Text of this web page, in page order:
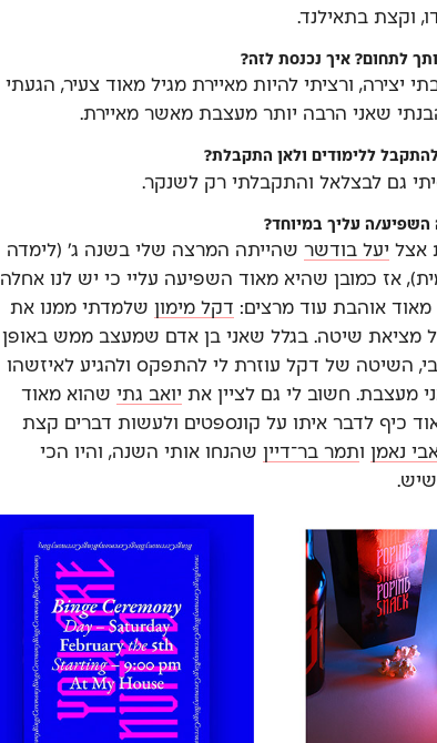
וקצת בתאילנד.
לתחום? איך נכנסת לזה?
יצירה, ורציתי להיות מאיירת מגיל מאוד צעיר, הגעתי
שאני הרבה יותר מעצבת מאשר מאיירת.
ללימודים ולאן התקבלת?
גם לבצלאל והתקבלתי רק לשנקר.
השפיע/ה עליך במיוחד?
אצל יעל בודשר שהייתה המרצה שלי בשנה ג׳ (לימדה
אז כמובן שהיא מאוד השפיעה עליי כי יש לנו אחלה
מאוד אוהבת עוד מרצים: דקל מימון שלמדתי ממנו את
מציאת שיטה. בגלל שאני בן אדם שמעצב ממש באופן
השיטה של דקל עוזרת לי להתפקס ולהגיע לאיזשהו
מעצבת. חשוב לי גם לציין את יואב גתי שהוא מאוד
כיף לדבר איתו על קונספטים ולעשות דברים קצת
נאמן ותמר בר־דיין שהנחו אותי השנה, והיו הכי
שיש.